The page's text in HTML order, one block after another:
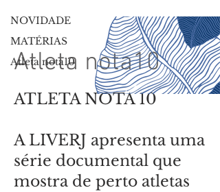
NOVIDADE
MATÉRIAS
Atleta nota10
Atleta nota10
ATLETA NOTA 10
A LIVERJ apresenta uma
série documental que
mostra de perto atletas